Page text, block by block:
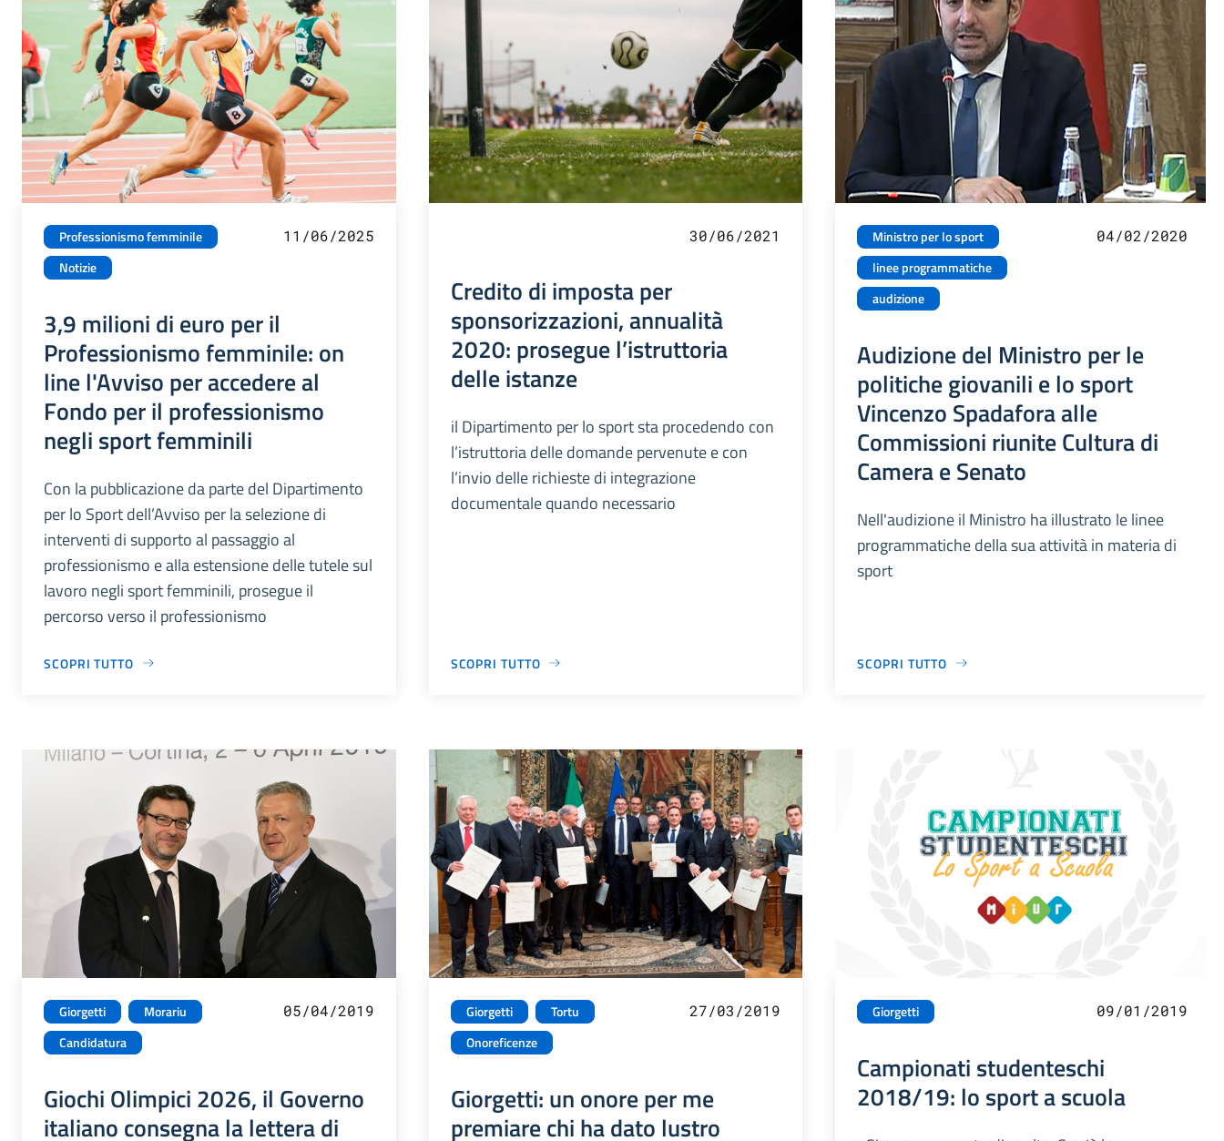
Professionismo femminile
Notizie
11/06/2025
3,9 milioni di euro per il
Professionismo femminile: on
line l'Avviso per accedere al
Fondo per il professionismo
negli sport femminili
Con la pubblicazione da parte del Dipartimento
per lo Sport dell’Avviso per la selezione di
interventi di supporto al passaggio al
professionismo e alla estensione delle tutele sul
lavoro negli sport femminili, prosegue il
percorso verso il professionismo
SCOPRI TUTTO
30/06/2021
Credito di imposta per
sponsorizzazioni, annualità
2020: prosegue l’istruttoria
delle istanze
il Dipartimento per lo sport sta procedendo con
l’istruttoria delle domande pervenute e con
l’invio delle richieste di integrazione
documentale quando necessario
SCOPRI TUTTO
Ministro per lo sport
linee programmatiche
audizione
04/02/2020
Audizione del Ministro per le
politiche giovanili e lo sport
Vincenzo Spadafora alle
Commissioni riunite Cultura di
Camera e Senato
Nell'audizione il Ministro ha illustrato le linee
programmatiche della sua attività in materia di
sport
SCOPRI TUTTO
Giorgetti
Morariu
Candidatura
05/04/2019
Giochi Olimpici 2026, il Governo
italiano consegna la lettera di
Giorgetti
Tortu
Onoreficenze
27/03/2019
Giorgetti: un onore per me
premiare chi ha dato lustro
Giorgetti 09/01/2019
Campionati studenteschi
2018/19: lo sport a scuola